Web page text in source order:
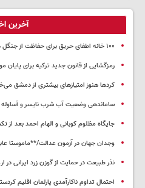
آخرین
۱۰۰ خانه اطفای حریق برای حفاظت از جنگل ها و مراتع کردستان راه اندازی شد
رمزگشایی از قانون جدید ترکیه برای
کردها هنوز امتیازهای بیشتری از دمشق
ساماندهی وضعیت آب شرب نایسر و آساوله
جایگاه مظلوم کوبانی و الهام احمد بعد از
وجدان جهان در آزمون عدالت/**ماموستا
نذر طبیعت در حمایت از گوزن زرد ایرانی در
احتمال تداوم ناکارآمدی پارلمان اقلیم